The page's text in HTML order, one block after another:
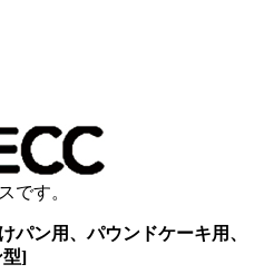
です。
パン用、パウンドケーキ用、
型]